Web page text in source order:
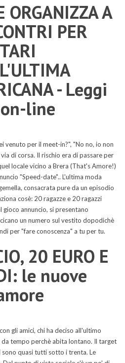
ORGANIZZA A
PER
- Leggi
line
venuto per il meet-in?", "No no, io non
di corsa. Il rischio era di passare per
locale vicino a Brera (That's Amore!)
"Speed-date".. L'ultima moda
consacrata pure da un episodio
cosè: 20 ragazze e 20 ragazzi
gioco annuncio, si presentano
un numero sul vestito dopodichè
per "fare conoscenza" a tu per tu.
20 EURO E
le nuove
gli amici, chi ha deciso all'ultimo
tempo perchè abita lontano. Il target
sono quasi tutti sotto i trenta. Le